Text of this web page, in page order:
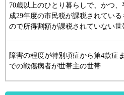
70歳以上のひとり暮らしで、かつ、
成29年度の市民税が課税されている
ので所得割額が課税されていない世
障害の程度が特別項症から第4款症ま
での戦傷病者が世帯主の世帯